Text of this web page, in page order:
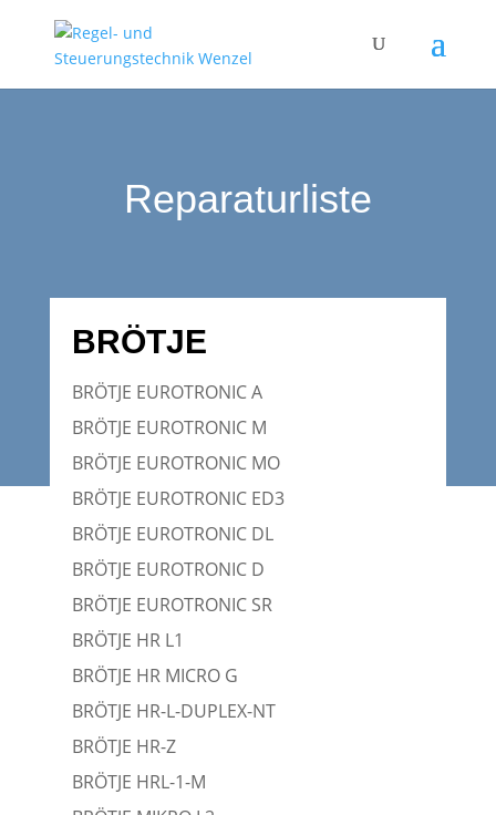
Reparaturliste
BRÖTJE
BRÖTJE EUROTRONIC A
BRÖTJE EUROTRONIC M
BRÖTJE EUROTRONIC MO
BRÖTJE EUROTRONIC ED3
BRÖTJE EUROTRONIC DL
BRÖTJE EUROTRONIC D
BRÖTJE EUROTRONIC SR
BRÖTJE HR L1
BRÖTJE HR MICRO G
BRÖTJE HR-L-DUPLEX-NT
BRÖTJE HR-Z
BRÖTJE HRL-1-M